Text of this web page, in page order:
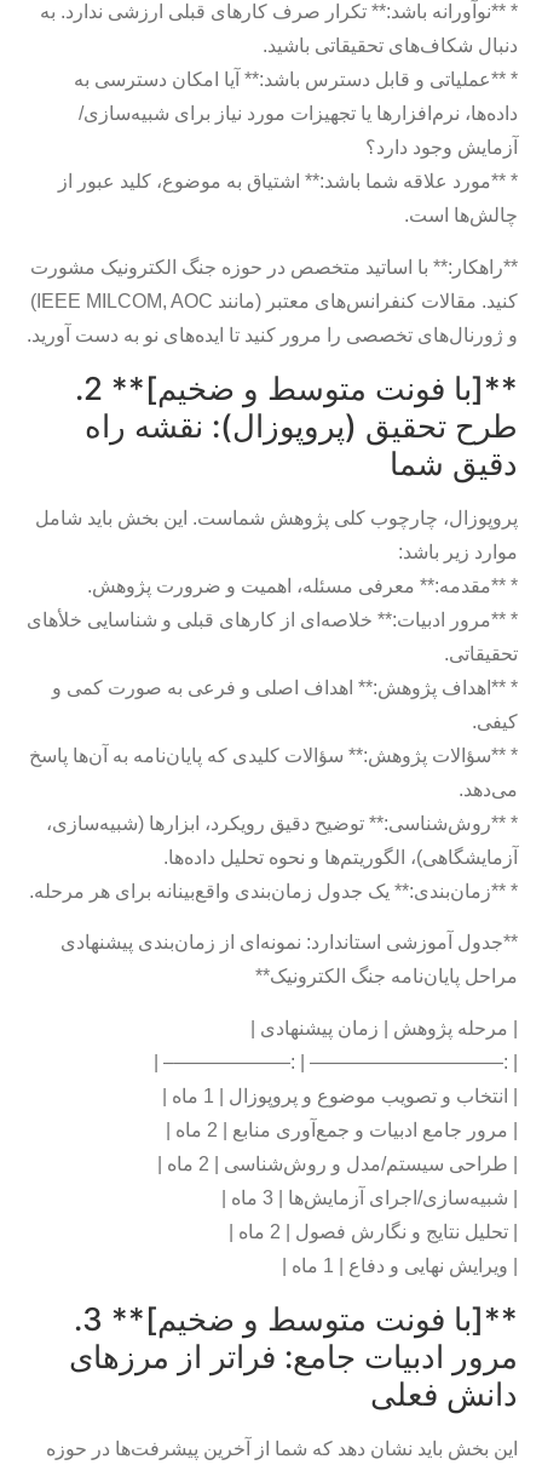
* **نوآورانه باشد:** تکرار صرف کارهای قبلی ارزشی ندارد. به
دنبال شکاف‌های تحقیقاتی باشید.
* **عملیاتی و قابل دسترس باشد:** آیا امکان دسترسی به
داده‌ها، نرم‌افزارها یا تجهیزات مورد نیاز برای شبیه‌سازی/
آزمایش وجود دارد؟
* **مورد علاقه شما باشد:** اشتیاق به موضوع، کلید عبور از
چالش‌ها است.
**راهکار:** با اساتید متخصص در حوزه جنگ الکترونیک مشورت
کنید. مقالات کنفرانس‌های معتبر (مانند IEEE MILCOM, AOC)
و ژورنال‌های تخصصی را مرور کنید تا ایده‌های نو به دست آورید.
**[با فونت متوسط و ضخیم]** 2.
طرح تحقیق (پروپوزال): نقشه راه
دقیق شما
پروپوزال، چارچوب کلی پژوهش شماست. این بخش باید شامل
موارد زیر باشد:
* **مقدمه:** معرفی مسئله، اهمیت و ضرورت پژوهش.
* **مرور ادبیات:** خلاصه‌ای از کارهای قبلی و شناسایی خلأهای
تحقیقاتی.
* **اهداف پژوهش:** اهداف اصلی و فرعی به صورت کمی و
کیفی.
* **سؤالات پژوهش:** سؤالات کلیدی که پایان‌نامه به آن‌ها پاسخ
می‌دهد.
* **روش‌شناسی:** توضیح دقیق رویکرد، ابزارها (شبیه‌سازی،
آزمایشگاهی)، الگوریتم‌ها و نحوه تحلیل داده‌ها.
* **زمان‌بندی:** یک جدول زمان‌بندی واقع‌بینانه برای هر مرحله.
**جدول آموزشی استاندارد: نمونه‌ای از زمان‌بندی پیشنهادی
مراحل پایان‌نامه جنگ الکترونیک**
| مرحله پژوهش | زمان پیشنهادی |
| :—————————— | :——————– |
| انتخاب و تصویب موضوع و پروپوزال | 1 ماه |
| مرور جامع ادبیات و جمع‌آوری منابع | 2 ماه |
| طراحی سیستم/مدل و روش‌شناسی | 2 ماه |
| شبیه‌سازی/اجرای آزمایش‌ها | 3 ماه |
| تحلیل نتایج و نگارش فصول | 2 ماه |
| ویرایش نهایی و دفاع | 1 ماه |
**[با فونت متوسط و ضخیم]** 3.
مرور ادبیات جامع: فراتر از مرزهای
دانش فعلی
این بخش باید نشان دهد که شما از آخرین پیشرفت‌ها در حوزه